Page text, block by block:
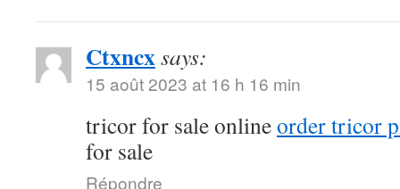
Ctxncxsays:
15 août 2023 at 16 h 16 min
tricor for sale onlineorder tricor
for sale
Répondre